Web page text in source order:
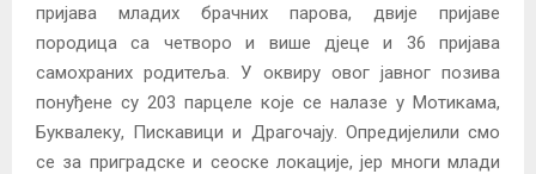
пријава младих брачних парова, двије пријаве
породица са четворо и више д‌јеце и 36 пријава
самохраних родитеља. У оквиру овог јавног позива
понуђене су 203 парцеле које се налазе у Мотикама,
Буквалеку, Пискавици и Драгочају. Опредијелили смо
се за приградске и сеоске локације, јер многи млади